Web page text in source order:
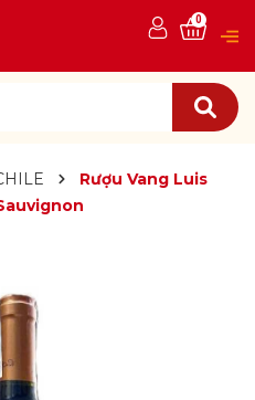
0
Rượu Vang Luis